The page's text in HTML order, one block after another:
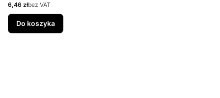
Cena
6,46 złbez VAT
Do koszyka